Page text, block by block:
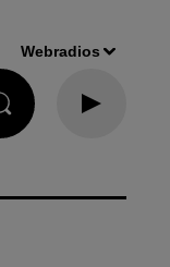
Webradios